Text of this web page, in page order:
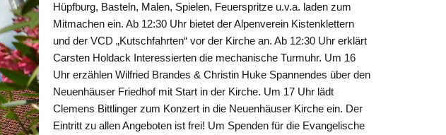
Hüpfburg, Basteln, Malen, Spielen, Feuerspritze u.v.a. laden zum
Mitmachen ein. Ab 12:30 Uhr bietet der Alpenverein Kistenklettern
und der VCD „Kutschfahrten“ vor der Kirche an. Ab 12:30 Uhr erklärt
Carsten Holdack Interessierten die mechanische Turmuhr. Um 16
Uhr erzählen Wilfried Brandes & Christin Huke Spannendes über den
Neuenhäuser Friedhof mit Start in der Kirche. Um 17 Uhr lädt
Clemens Bittlinger zum Konzert in die Neuenhäuser Kirche ein. Der
Eintritt zu allen Angeboten ist frei! Um Spenden für die Evangelische